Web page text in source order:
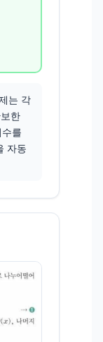
는 각
한
를
자동